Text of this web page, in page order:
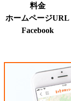
料金
ホームページURL
Facebook